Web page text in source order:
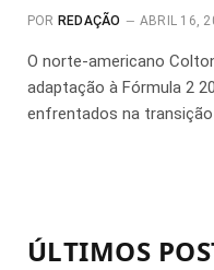
POR REDAÇÃO ABRIL 16,
O norte-americano
adaptação à Fórmula 2
enfrentados na
ÚLTIMOS